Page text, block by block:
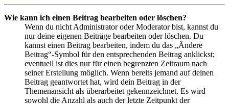
Wie kann ich einen Beitrag bearbeiten oder löschen?
Wenn du nicht Administrator oder Moderator bist, kannst du
nur deine eigenen Beiträge bearbeiten oder löschen. Du
kannst einen Beitrag bearbeiten, indem du das „Ändere
Beitrag“-Symbol für den entsprechenden Beitrag anklickst;
eventuell ist dies nur für einen begrenzten Zeitraum nach
seiner Erstellung möglich. Wenn bereits jemand auf deinen
Beitrag geantwortet hat, wird dein Beitrag in der
Themenansicht als überarbeitet gekennzeichnet. Es wird
sowohl die Anzahl als auch der letzte Zeitpunkt der